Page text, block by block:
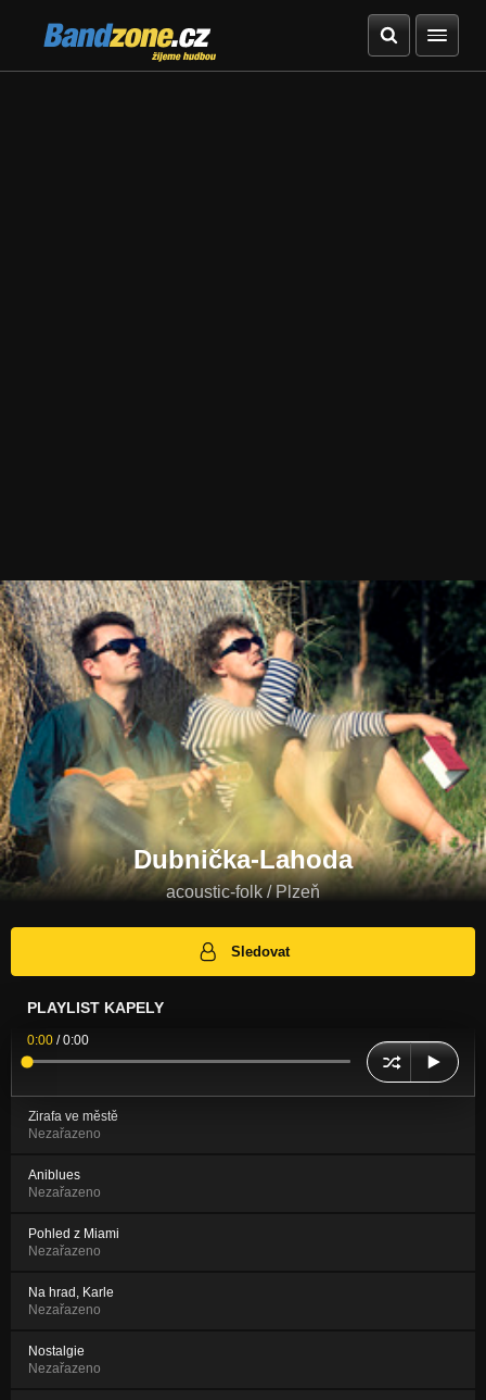
Bandzone.cz
žijeme hudbou
Dubnička-Lahoda
acoustic-folk / Plzeň
Sledovat
PLAYLIST KAPELY
0:00 /0:00
Zirafa ve městě
Nezařazeno
Aniblues
Nezařazeno
Pohled z Miami
Nezařazeno
Na hrad, Karle
Nezařazeno
Nostalgie
Nezařazeno